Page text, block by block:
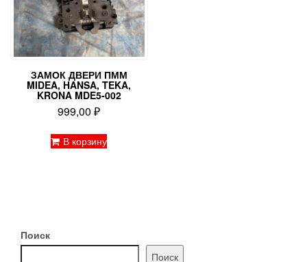
ЗАМОК ДВЕРИ ПММ
MIDEA, HANSA, TEKA,
KRONA MDE5-002
999,00₽
В корзину
Поиск
Поиск